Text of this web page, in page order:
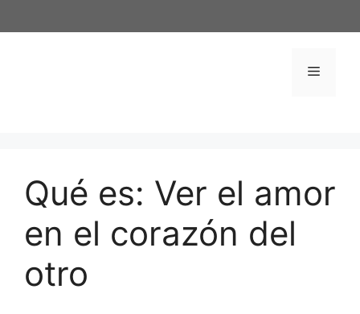
al
Menú
Qué es: Ver el amor
en el corazón del
otro